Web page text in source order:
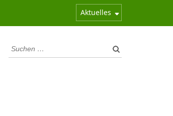
Aktuelles
Suchen
nach: